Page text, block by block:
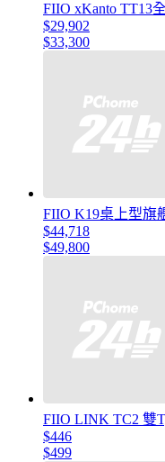
FIIO xKanto TT13
$29,902
$33,300
FIIO K19桌上型旗
$44,718
$49,800
FIIO LINK TC2 雙
$446
$499